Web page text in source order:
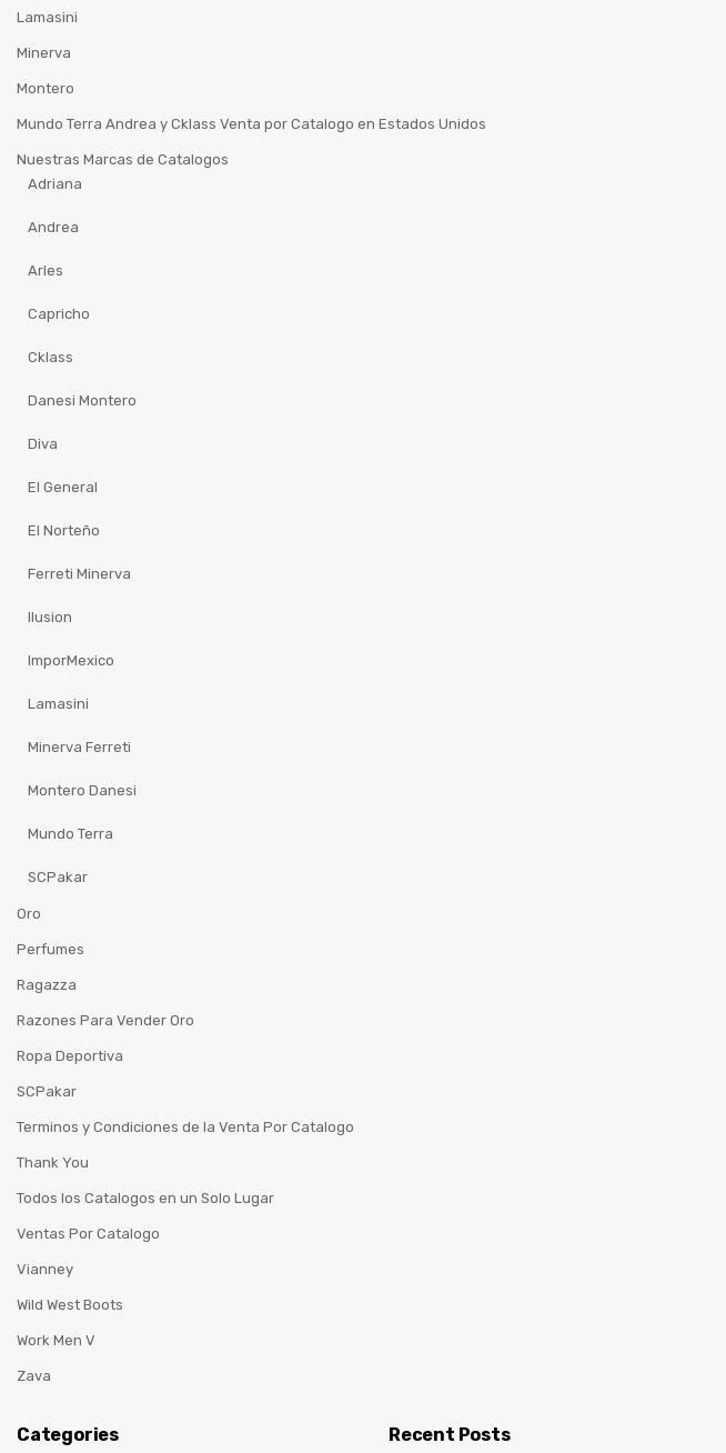
Lamasini
Minerva
Montero
Mundo Terra Andrea y Cklass Venta por Catalogo en Estados Unidos
Nuestras Marcas de Catalogos
Adriana
Andrea
Arles
Capricho
Cklass
Danesi Montero
Diva
El General
El Norteño
Ferreti Minerva
Ilusion
ImporMexico
Lamasini
Minerva Ferreti
Montero Danesi
Mundo Terra
SCPakar
Oro
Perfumes
Ragazza
Razones Para Vender Oro
Ropa Deportiva
SCPakar
Terminos y Condiciones de la Venta Por Catalogo
Thank You
Todos los Catalogos en un Solo Lugar
Ventas Por Catalogo
Vianney
Wild West Boots
Work Men V
Zava
Categories Recent Posts